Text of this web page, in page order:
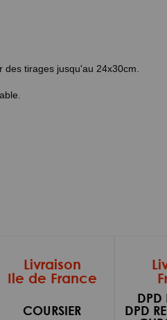
tirages jusqu'au 24x30cm.
Livraison
Ile de France
COURSIER
DPD
DPD